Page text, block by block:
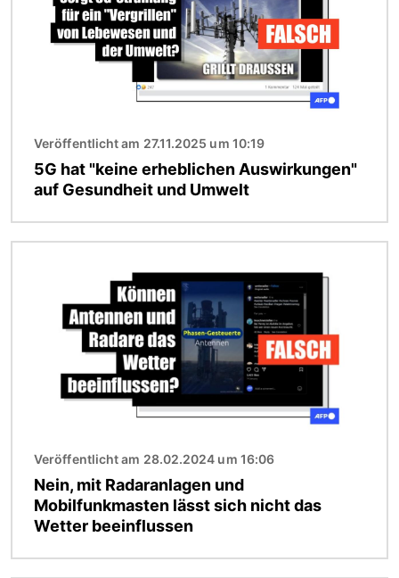
Veröffentlicht am 27.11.2025 um 10:19
5G hat "keine erheblichen Auswirkungen"
auf Gesundheit und Umwelt
Veröffentlicht am 28.02.2024 um 16:06
Nein, mit Radaranlagen und
Mobilfunkmasten lässt sich nicht das
Wetter beeinflussen